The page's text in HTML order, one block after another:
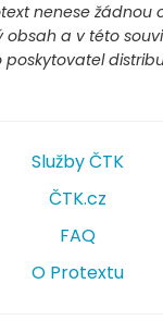
nenese žádnou
obsah a v této
Služby ČTK
ČTK.cz
FAQ
O Protextu